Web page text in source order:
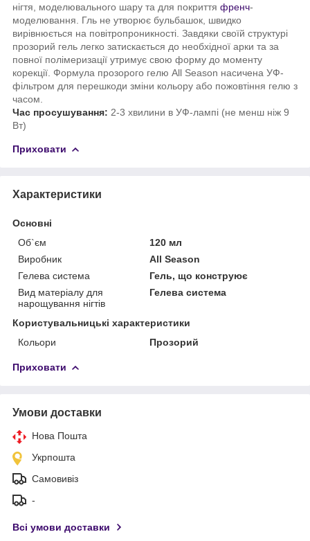
нігтя, моделювального шару та для покриття френч-
моделювання. Гль не утворює бульбашок, швидко
вирівнюється на повітропроникності. Завдяки своїй структурі
прозорий гель легко затискається до необхідної арки та за
повної полімеризації утримує свою форму до моменту
корекції. Формула прозорого гелю All Season насичена УФ-
фільтром для перешкоди зміни кольору або пожовтіння гелю з
часом.
Час просушування: 2-3 хвилини в УФ-лампі (не менш ніж 9
Вт)
Приховати
Характеристики
Основні
Об`єм
120 мл
Виробник
All Season
Гелева система
Гель, що конструює
Вид матеріалу для
нарощування нігтів
Гелева система
Користувальницькі характеристики
Кольори
Прозорий
Приховати
Умови доставки
Нова Пошта
Укрпошта
Самовивіз
-
Всі умови доставки